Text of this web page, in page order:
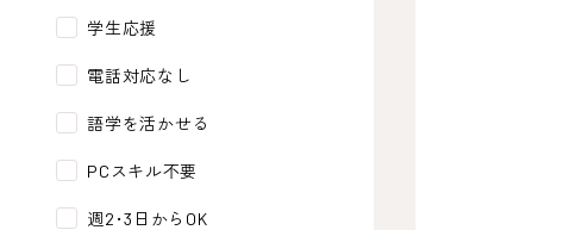
学生応援
電話対応なし
語学を活かせる
PCスキル不要
週2･3日からOK